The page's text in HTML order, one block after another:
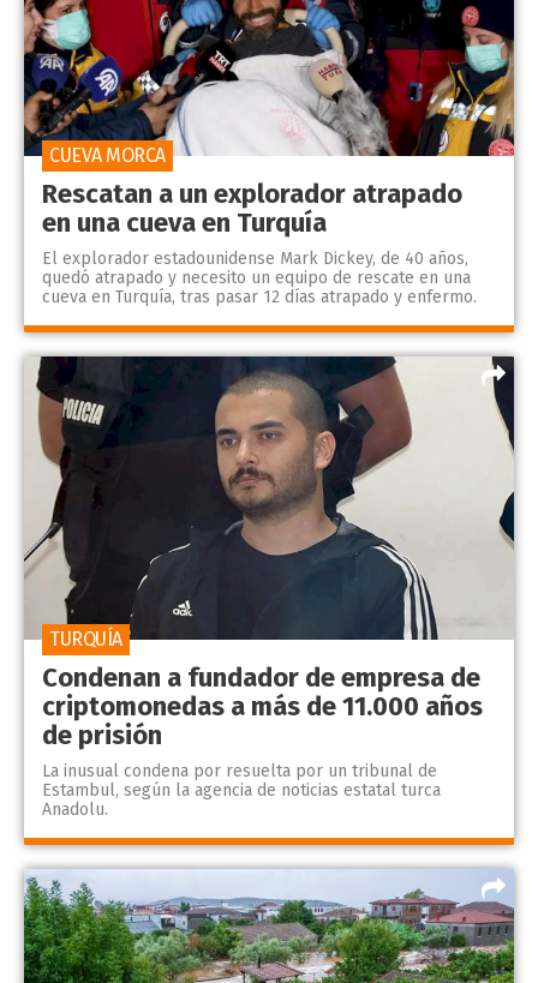
Rescatan a un explorador atrapado
en una cueva en Turquía
El explorador estadounidense Mark Dickey, de 40 años,
quedó atrapado y necesito un equipo de rescate en una
cueva en Turquía, tras pasar 12 días atrapado y enfermo.
CUEVA MORCA
Condenan a fundador de empresa de
criptomonedas a más de 11.000 años
de prisión
La inusual condena por resuelta por un tribunal de
Estambul, según la agencia de noticias estatal turca
Anadolu.
TURQUÍA